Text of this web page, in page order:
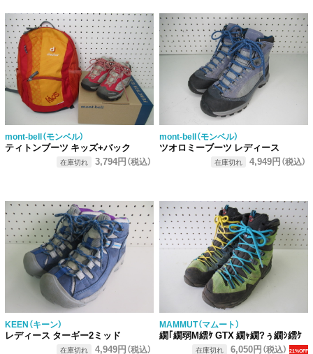
mont-bell（モンベル）
ティトンブーツ キッズ+バック
在庫切れ 3,794円（税込）
mont-bell（モンベル）
ツオロミーブーツ レディース
在庫切れ 4,949円（税込）
KEEN（キーン）
レディース ターギー2ミッド
在庫切れ 4,949円（税込）
MAMMUT（マムート）
繝｢繝弱Μ繧ｹ GTX 繝ｬ繝?ぅ繝ｼ繧ｹ
在庫切れ 6,050円（税込） 21%OFF